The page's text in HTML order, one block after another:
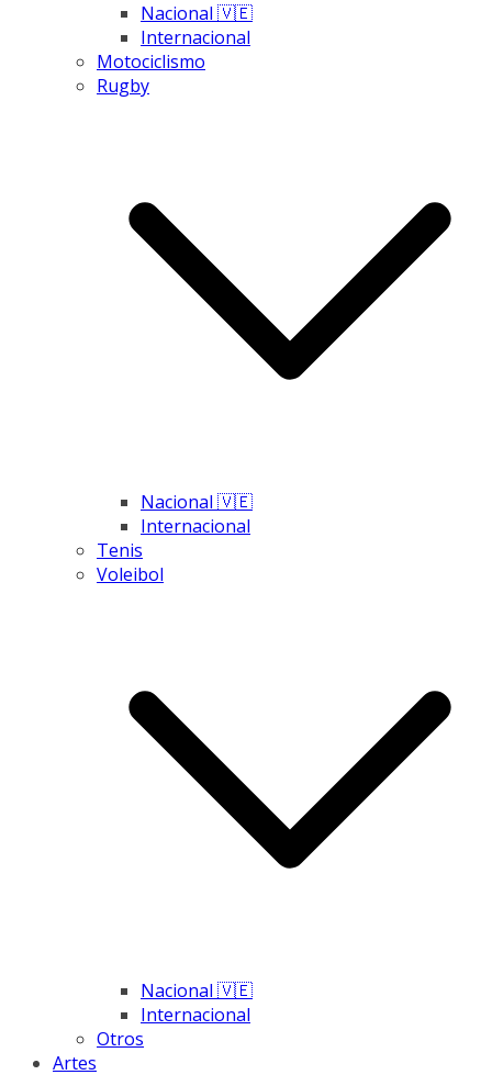
Nacional 🇻🇪
Internacional
Motociclismo
Rugby
Nacional 🇻🇪
Internacional
Tenis
Voleibol
Nacional 🇻🇪
Internacional
Otros
Artes